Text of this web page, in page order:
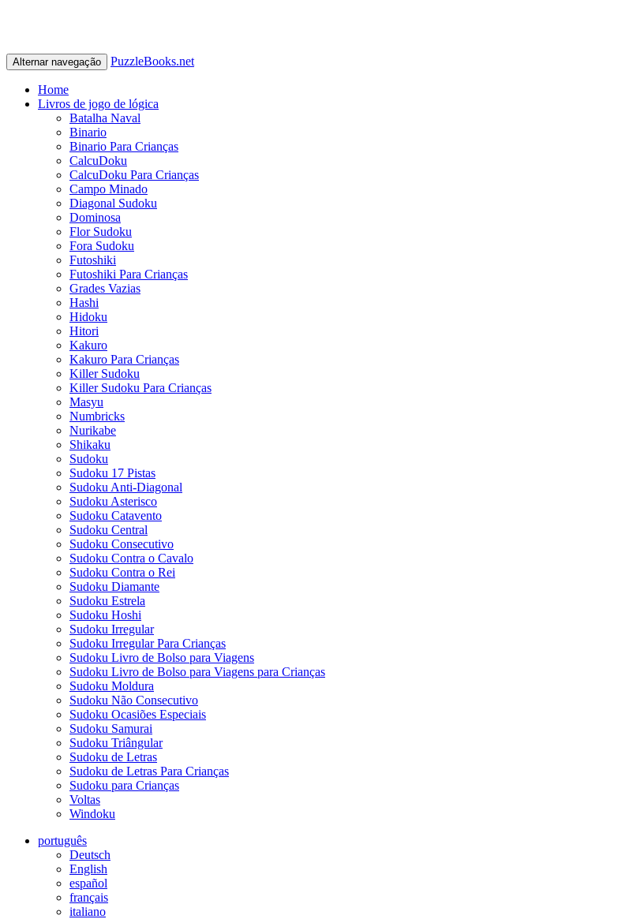
Alternar navegação PuzzleBooks.net
Home
Livros de jogo de lógica
Batalha Naval
Binario
Binario Para Crianças
CalcuDoku
CalcuDoku Para Crianças
Campo Minado
Diagonal Sudoku
Dominosa
Flor Sudoku
Fora Sudoku
Futoshiki
Futoshiki Para Crianças
Grades Vazias
Hashi
Hidoku
Hitori
Kakuro
Kakuro Para Crianças
Killer Sudoku
Killer Sudoku Para Crianças
Masyu
Numbricks
Nurikabe
Shikaku
Sudoku
Sudoku 17 Pistas
Sudoku Anti-Diagonal
Sudoku Asterisco
Sudoku Catavento
Sudoku Central
Sudoku Consecutivo
Sudoku Contra o Cavalo
Sudoku Contra o Rei
Sudoku Diamante
Sudoku Estrela
Sudoku Hoshi
Sudoku Irregular
Sudoku Irregular Para Crianças
Sudoku Livro de Bolso para Viagens
Sudoku Livro de Bolso para Viagens para Crianças
Sudoku Moldura
Sudoku Não Consecutivo
Sudoku Ocasiões Especiais
Sudoku Samurai
Sudoku Triângular
Sudoku de Letras
Sudoku de Letras Para Crianças
Sudoku para Crianças
Voltas
Windoku
português
Deutsch
English
español
français
italiano